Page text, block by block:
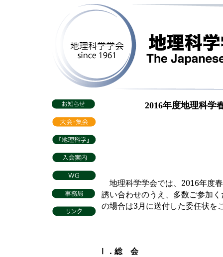
2016年度地理科学
地理科学学会では、 2016年度
誘い合わせのうえ、多数ご参加
の場合は3月に送付した委任状を
Ⅰ．総 会